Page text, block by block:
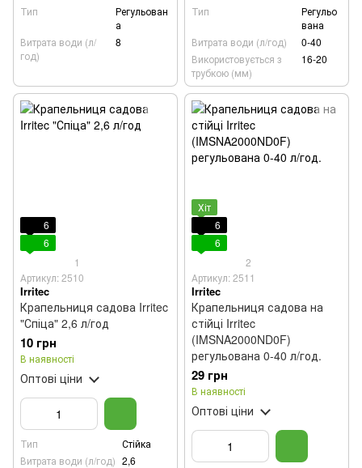
Тип
Регульован
а
Витрата води (л/
год)
8
Тип
Регульо
вана
Витрата води (л/год)
0-40
Використовується з
трубкою (мм)
16-20
6
6
1
Артикул: 2510
Irritec
Крапельниця садова Irritec
"Спіца" 2,6 л/год
10 грн
В наявності
Оптові ціни
Тип
Стійка
Витрата води (л/год) 2,6
Хіт
6
6
2
Артикул: 2511
Irritec
Крапельниця садова на
стійці Irritec
(IMSNA2000ND0F)
регульована 0-40 л/год.
29 грн
В наявності
Оптові ціни